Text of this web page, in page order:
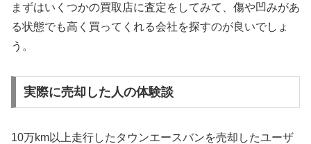
まずはいくつかの買取店に査定をしてみて、傷や凹みがあ
る状態でも高く買ってくれる会社を探すのが良いでしょ
う。
実際に売却した人の体験談
10万km以上走行したタウンエースバンを売却したユーザ